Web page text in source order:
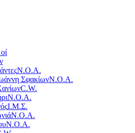
Ν.Ο.Α.
ΣφακίωνΝ.Ο.Α.
C.W.
Ν.Ο.Α.
Ι.Μ.Σ.
Ν.Ο.Α.
Ν.Ο.Α.